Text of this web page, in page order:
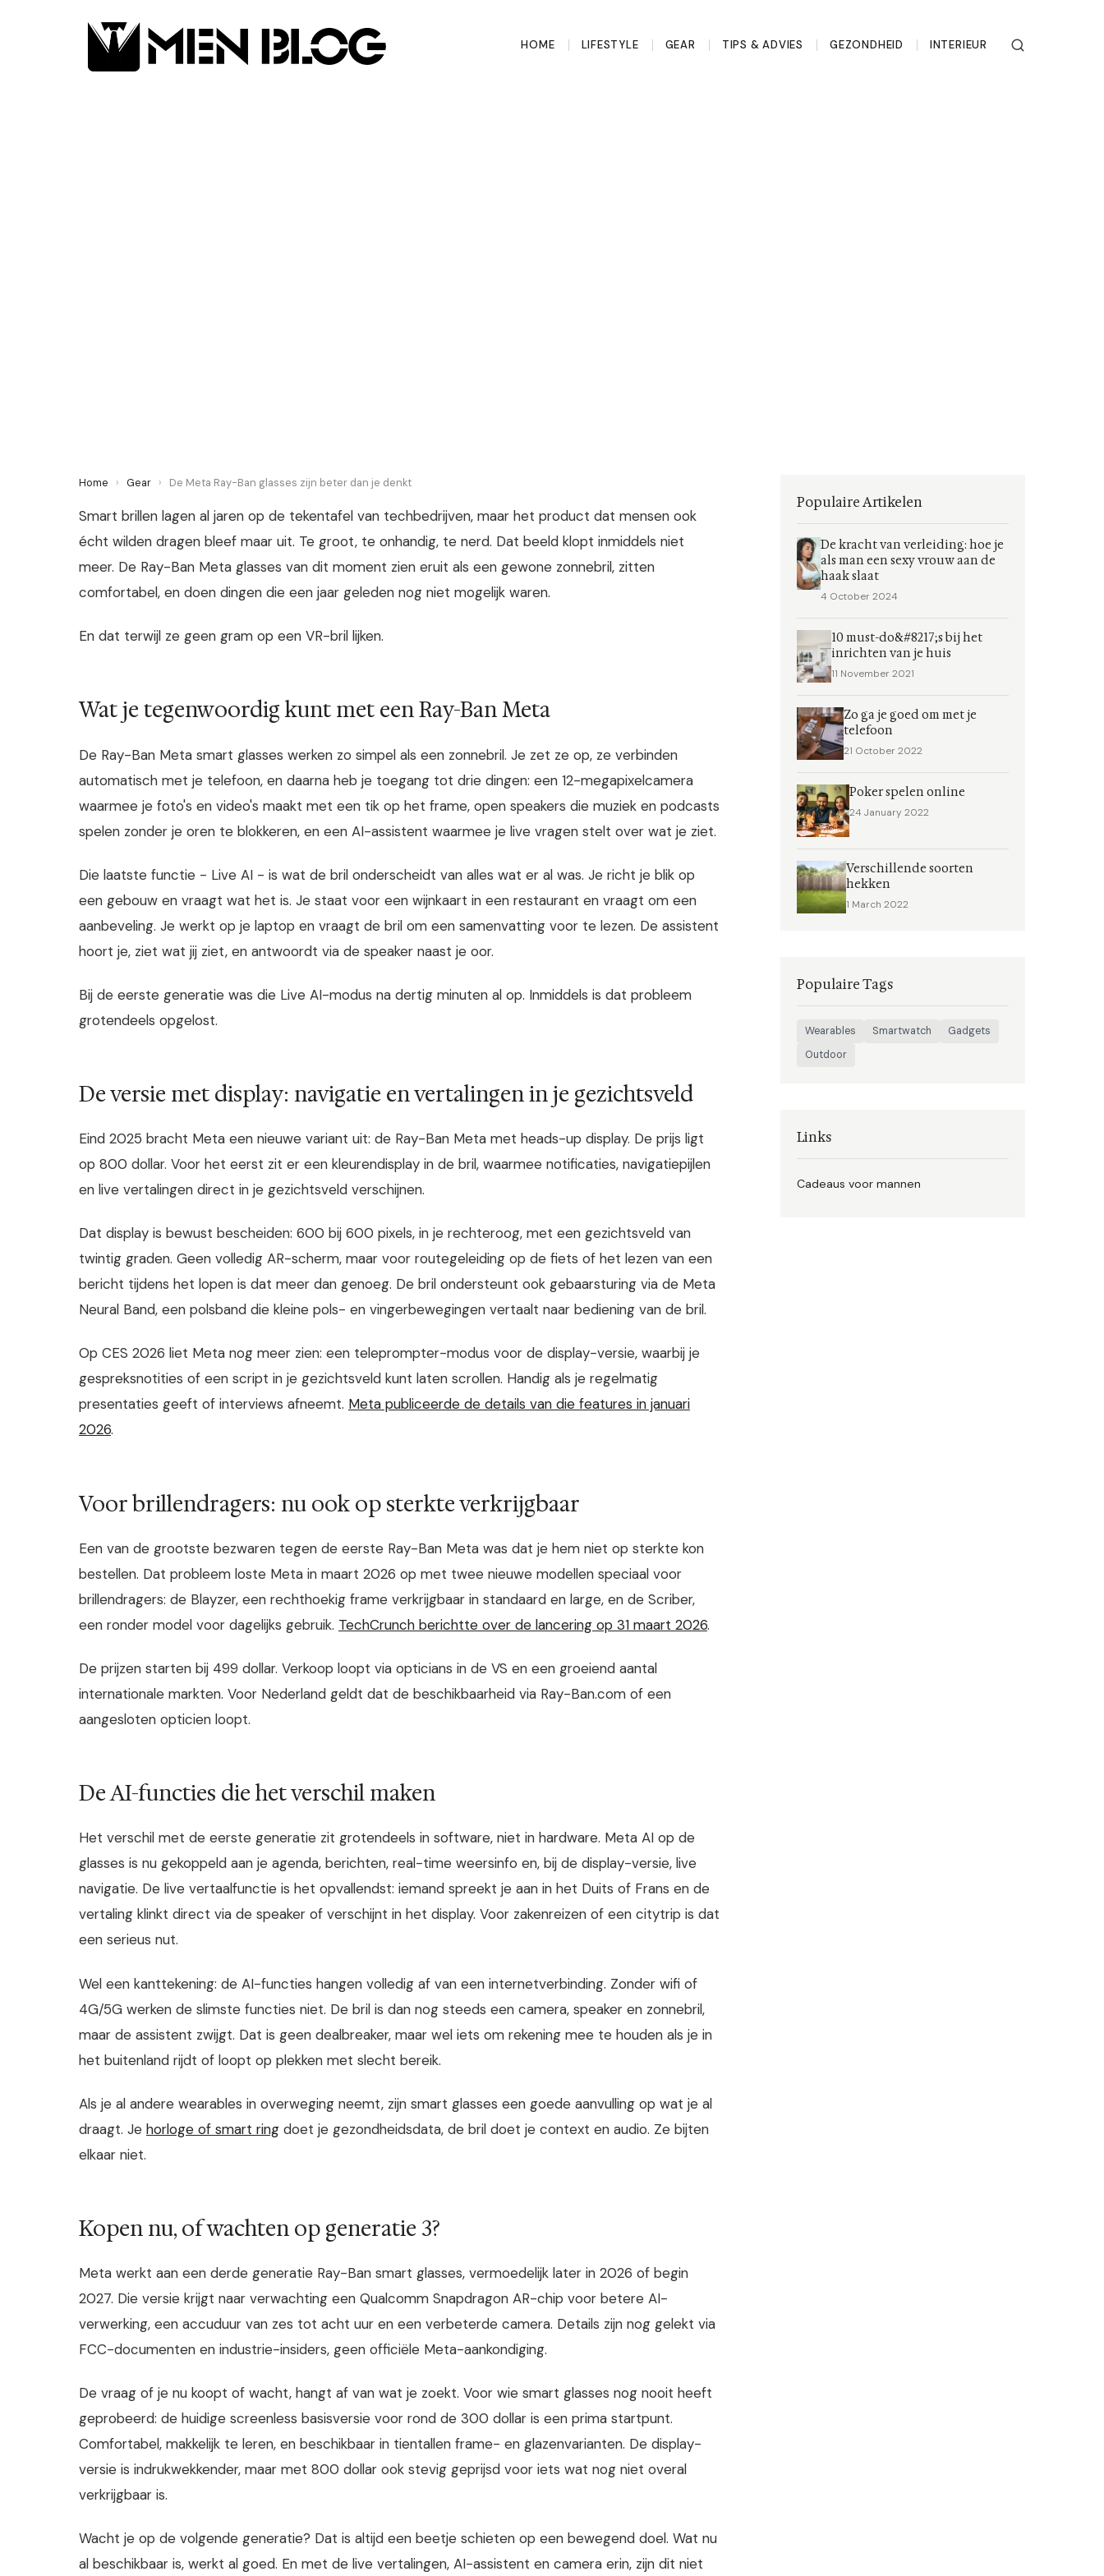
HOME LIFESTYLE GEAR TIPS & ADVIES GEZONDHEID INTERIEUR
Home › Gear › De Meta Ray-Ban glasses zijn beter dan je denkt
Smart brillen lagen al jaren op de tekentafel van techbedrijven, maar het product dat mensen ook
écht wilden dragen bleef maar uit. Te groot, te onhandig, te nerd. Dat beeld klopt inmiddels niet
meer. De Ray-Ban Meta glasses van dit moment zien eruit als een gewone zonnebril, zitten
comfortabel, en doen dingen die een jaar geleden nog niet mogelijk waren.
En dat terwijl ze geen gram op een VR-bril lijken.
Wat je tegenwoordig kunt met een Ray-Ban Meta
De Ray-Ban Meta smart glasses werken zo simpel als een zonnebril. Je zet ze op, ze verbinden
automatisch met je telefoon, en daarna heb je toegang tot drie dingen: een 12-megapixelcamera
waarmee je foto's en video's maakt met een tik op het frame, open speakers die muziek en podcasts
spelen zonder je oren te blokkeren, en een AI-assistent waarmee je live vragen stelt over wat je ziet.
Die laatste functie - Live AI - is wat de bril onderscheidt van alles wat er al was. Je richt je blik op
een gebouw en vraagt wat het is. Je staat voor een wijnkaart in een restaurant en vraagt om een
aanbeveling. Je werkt op je laptop en vraagt de bril om een samenvatting voor te lezen. De assistent
hoort je, ziet wat jij ziet, en antwoordt via de speaker naast je oor.
Bij de eerste generatie was die Live AI-modus na dertig minuten al op. Inmiddels is dat probleem
grotendeels opgelost.
De versie met display: navigatie en vertalingen in je gezichtsveld
Eind 2025 bracht Meta een nieuwe variant uit: de Ray-Ban Meta met heads-up display. De prijs ligt
op 800 dollar. Voor het eerst zit er een kleurendisplay in de bril, waarmee notificaties, navigatiepijlen
en live vertalingen direct in je gezichtsveld verschijnen.
Dat display is bewust bescheiden: 600 bij 600 pixels, in je rechteroog, met een gezichtsveld van
twintig graden. Geen volledig AR-scherm, maar voor routegeleiding op de fiets of het lezen van een
bericht tijdens het lopen is dat meer dan genoeg. De bril ondersteunt ook gebaarsturing via de Meta
Neural Band, een polsband die kleine pols- en vingerbewegingen vertaalt naar bediening van de bril.
Op CES 2026 liet Meta nog meer zien: een teleprompter-modus voor de display-versie, waarbij je
gespreksnotities of een script in je gezichtsveld kunt laten scrollen. Handig als je regelmatig
presentaties geeft of interviews afneemt. Meta publiceerde de details van die features in januari
2026.
Voor brillendragers: nu ook op sterkte verkrijgbaar
Een van de grootste bezwaren tegen de eerste Ray-Ban Meta was dat je hem niet op sterkte kon
bestellen. Dat probleem loste Meta in maart 2026 op met twee nieuwe modellen speciaal voor
brillendragers: de Blayzer, een rechthoekig frame verkrijgbaar in standaard en large, en de Scriber,
een ronder model voor dagelijks gebruik. TechCrunch berichtte over de lancering op 31 maart 2026.
De prijzen starten bij 499 dollar. Verkoop loopt via opticians in de VS en een groeiend aantal
internationale markten. Voor Nederland geldt dat de beschikbaarheid via Ray-Ban.com of een
aangesloten opticien loopt.
De AI-functies die het verschil maken
Het verschil met de eerste generatie zit grotendeels in software, niet in hardware. Meta AI op de
glasses is nu gekoppeld aan je agenda, berichten, real-time weersinfo en, bij de display-versie, live
navigatie. De live vertaalfunctie is het opvallendst: iemand spreekt je aan in het Duits of Frans en de
vertaling klinkt direct via de speaker of verschijnt in het display. Voor zakenreizen of een citytrip is dat
een serieus nut.
Wel een kanttekening: de AI-functies hangen volledig af van een internetverbinding. Zonder wifi of
4G/5G werken de slimste functies niet. De bril is dan nog steeds een camera, speaker en zonnebril,
maar de assistent zwijgt. Dat is geen dealbreaker, maar wel iets om rekening mee te houden als je in
het buitenland rijdt of loopt op plekken met slecht bereik.
Als je al andere wearables in overweging neemt, zijn smart glasses een goede aanvulling op wat je al
draagt. Je horloge of smart ring doet je gezondheidsdata, de bril doet je context en audio. Ze bijten
elkaar niet.
Kopen nu, of wachten op generatie 3?
Meta werkt aan een derde generatie Ray-Ban smart glasses, vermoedelijk later in 2026 of begin
2027. Die versie krijgt naar verwachting een Qualcomm Snapdragon AR-chip voor betere AI-
verwerking, een accuduur van zes tot acht uur en een verbeterde camera. Details zijn nog gelekt via
FCC-documenten en industrie-insiders, geen officiële Meta-aankondiging.
De vraag of je nu koopt of wacht, hangt af van wat je zoekt. Voor wie smart glasses nog nooit heeft
geprobeerd: de huidige screenless basisversie voor rond de 300 dollar is een prima startpunt.
Comfortabel, makkelijk te leren, en beschikbaar in tientallen frame- en glazenvarianten. De display-
versie is indrukwekkender, maar met 800 dollar ook stevig geprijsd voor iets wat nog niet overal
verkrijgbaar is.
Wacht je op de volgende generatie? Dat is altijd een beetje schieten op een bewegend doel. Wat nu
al beschikbaar is, werkt al goed. En met de live vertalingen, AI-assistent en camera erin, zijn dit niet
Populaire Artikelen
De kracht van verleiding: hoe je
als man een sexy vrouw aan de
haak slaat
4 October 2024
10 must-do&#8217;s bij het
inrichten van je huis
11 November 2021
Zo ga je goed om met je
telefoon
21 October 2022
Poker spelen online
24 January 2022
Verschillende soorten
hekken
1 March 2022
Populaire Tags
Wearables Smartwatch
Gadgets
Outdoor
Links
Cadeaus voor mannen